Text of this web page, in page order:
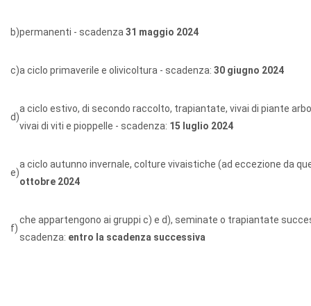
b)permanenti - scadenza 31 maggio 2024
c)a ciclo primaverile e olivicoltura - scadenza: 30 giugno 2024
d)
a ciclo estivo, di secondo raccolto, trapiantate, vivai di piante
vivai di viti e pioppelle - scadenza: 15 luglio 2024
e)
a ciclo autunno invernale, colture vivaistiche (ad eccezione da
ottobre 2024
f)
che appartengono ai gruppi c) e d), seminate o trapiantate
scadenza: entro la scadenza successiva